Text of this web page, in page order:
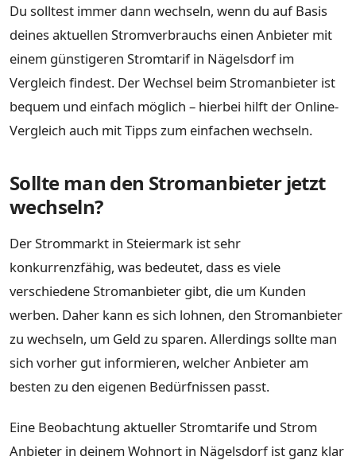
Du solltest immer dann wechseln, wenn du auf Basis
deines aktuellen Stromverbrauchs einen Anbieter mit
einem günstigeren Stromtarif in Nägelsdorf im
Vergleich findest. Der Wechsel beim Stromanbieter ist
bequem und einfach möglich – hierbei hilft der Online-
Vergleich auch mit Tipps zum einfachen wechseln.
Sollte man den Stromanbieter jetzt
wechseln?
Der Strommarkt in Steiermark ist sehr
konkurrenzfähig, was bedeutet, dass es viele
verschiedene Stromanbieter gibt, die um Kunden
werben. Daher kann es sich lohnen, den Stromanbieter
zu wechseln, um Geld zu sparen. Allerdings sollte man
sich vorher gut informieren, welcher Anbieter am
besten zu den eigenen Bedürfnissen passt.
Eine Beobachtung aktueller Stromtarife und Strom
Anbieter in deinem Wohnort in Nägelsdorf ist ganz klar